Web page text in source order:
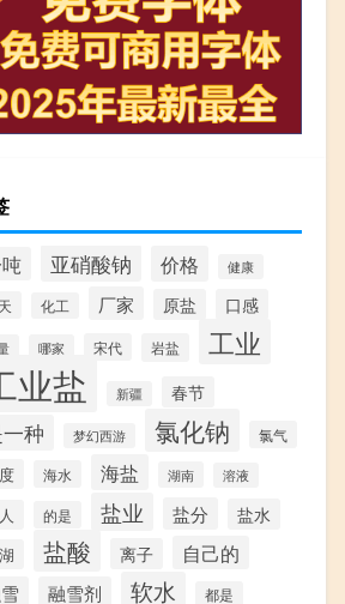
亚硝酸钠 价格 健康
化工 厂家 原盐 口感
哪家 宋代 岩盐 工业
业盐 新疆 春节
种 梦幻西游 氯化钠 氯气
海水 海盐 湖南 溶液
的是 盐业 盐分 盐水
盐酸 离子 自己的
融雪剂 软水 都是